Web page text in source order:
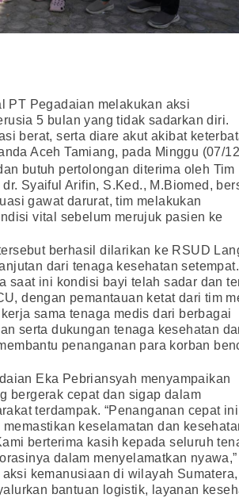
PT Pegadaian melakukan aksi
5 bulan yang tidak sadarkan diri.
berat, serta diare akut akibat
Aceh Tamiang, pada Minggu (07/
butuh pertolongan diterima oleh Tim
Syaiful Arifin, S.Ked., M.Biomed,
gawat darurat, tim melakukan
vital sebelum merujuk pasien ke
berhasil dilarikan ke RSUD
dari tenaga kesehatan setempat.
saat ini kondisi bayi telah sadar dan
dengan pemantauan ketat dari tim
sama tenaga medis dari berbagai
serta dukungan tenaga kesehatan
penanganan para korban
Eka Pebriansyah menyampaikan
bergerak cepat dan sigap dalam
terdampak. “Penanganan cepat ini
keselamatan dan
berterima kasih kepada seluruh
dalam menyelamatkan nyawa,”
kemanusiaan di wilayah Sumatera,
bantuan logistik, layanan